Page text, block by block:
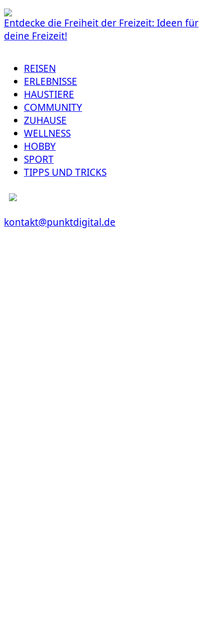
Entdecke die Freiheit der Freizeit: Ideen für
deine Freizeit!
REISEN
ERLEBNISSE
HAUSTIERE
COMMUNITY
ZUHAUSE
WELLNESS
HOBBY
SPORT
TIPPS UND TRICKS
kontakt@punktdigital.de